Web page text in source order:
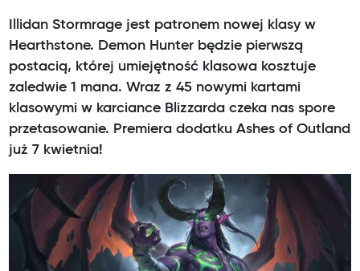
Illidan Stormrage jest patronem nowej klasy w
Hearthstone. Demon Hunter będzie pierwszą
postacią, której umiejętność klasowa kosztuje
zaledwie 1 mana. Wraz z 45 nowymi kartami
klasowymi w karciance Blizzarda czeka nas spore
przetasowanie. Premiera dodatku Ashes of Outland
już 7 kwietnia!